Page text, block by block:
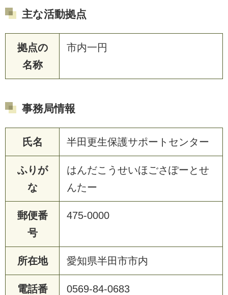
主な活動拠点
拠点の
名称
市内一円
事務局情報
氏名 半田更生保護サポートセンター
ふりが
な
はんだこうせいほごさぽーとせ
んたー
郵便番
号
475-0000
所在地 愛知県半田市市内
電話番
0569-84-0683